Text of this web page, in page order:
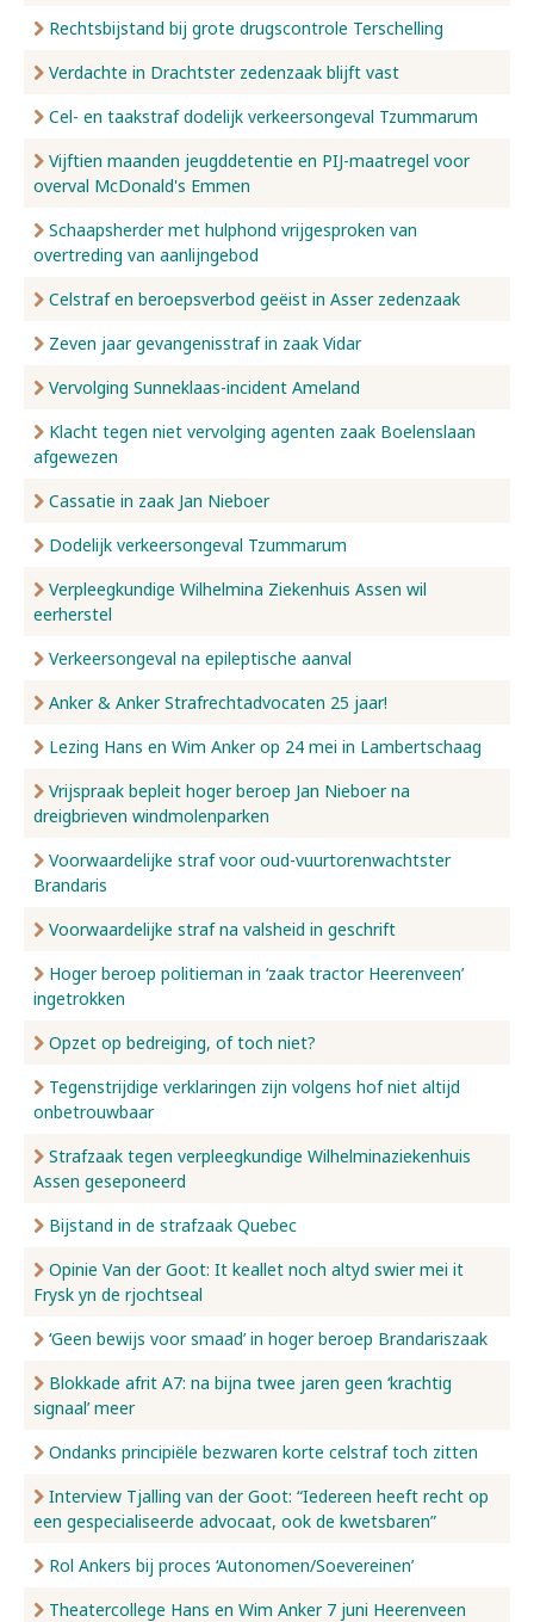
Rechtsbijstand bij grote drugscontrole Terschelling
Verdachte in Drachtster zedenzaak blijft vast
Cel- en taakstraf dodelijk verkeersongeval Tzummarum
Vijftien maanden jeugddetentie en PIJ-maatregel voor
overval McDonald's Emmen
Schaapsherder met hulphond vrijgesproken van
overtreding van aanlijngebod
Celstraf en beroepsverbod geëist in Asser zedenzaak
Zeven jaar gevangenisstraf in zaak Vidar
Vervolging Sunneklaas-incident Ameland
Klacht tegen niet vervolging agenten zaak Boelenslaan
afgewezen
Cassatie in zaak Jan Nieboer
Dodelijk verkeersongeval Tzummarum
Verpleegkundige Wilhelmina Ziekenhuis Assen wil
eerherstel
Verkeersongeval na epileptische aanval
Anker & Anker Strafrechtadvocaten 25 jaar!
Lezing Hans en Wim Anker op 24 mei in Lambertschaag
Vrijspraak bepleit hoger beroep Jan Nieboer na
dreigbrieven windmolenparken
Voorwaardelijke straf voor oud-vuurtorenwachtster
Brandaris
Voorwaardelijke straf na valsheid in geschrift
Hoger beroep politieman in ‘zaak tractor Heerenveen’
ingetrokken
Opzet op bedreiging, of toch niet?
Tegenstrijdige verklaringen zijn volgens hof niet altijd
onbetrouwbaar
Strafzaak tegen verpleegkundige Wilhelminaziekenhuis
Assen geseponeerd
Bijstand in de strafzaak Quebec
Opinie Van der Goot: It keallet noch altyd swier mei it
Frysk yn de rjochtseal
‘Geen bewijs voor smaad’ in hoger beroep Brandariszaak
Blokkade afrit A7: na bijna twee jaren geen ‘krachtig
signaal’ meer
Ondanks principiële bezwaren korte celstraf toch zitten
Interview Tjalling van der Goot: “Iedereen heeft recht op
een gespecialiseerde advocaat, ook de kwetsbaren”
Rol Ankers bij proces ‘Autonomen/Soevereinen’
Theatercollege Hans en Wim Anker 7 juni Heerenveen